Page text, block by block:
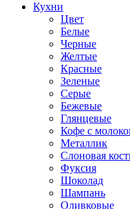
Кухни
Цвет
Белые
Черные
Желтые
Красные
Зеленые
Серые
Бежевые
Глянцевые
Кофе с
Металлик
Слоновая
Фуксия
Шоколад
Шампань
Оливковые